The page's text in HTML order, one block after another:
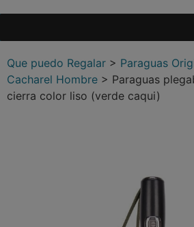
Que puedo Regalar > Paraguas
Cacharel Hombre > Paraguas
cierra color liso (verde caqui)